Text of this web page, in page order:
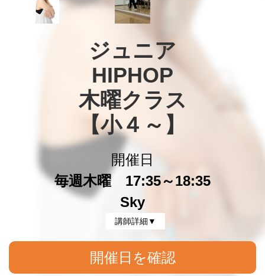
ジュニア
HIPHOP
木曜クラス
【小４～】
開催日
毎週木曜 17:35～18:35
Sky
講師詳細▼
開催日を確認